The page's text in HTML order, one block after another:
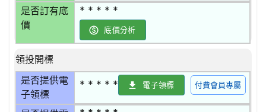
是否訂有底
價
* * * * *
底價分析
領投開標
是否提供電
子領標
* * * * * 電子領標 付費會員專屬